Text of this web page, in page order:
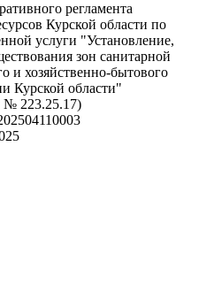
регламента
Курской области по
услуги "Установление,
зон санитарной
и хозяйственно-бытового
Курской области"
№ 223.25.17)